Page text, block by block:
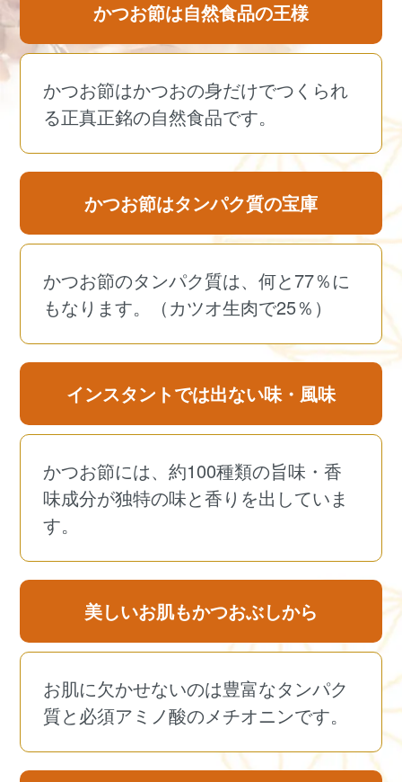
かつお節は自然食品の王様
かつお節はかつおの身だけでつくられ
る正真正銘の自然食品です。
かつお節はタンパク質の宝庫
かつお節のタンパク質は、何と77％に
もなります。（カツオ生肉で25％）
インスタントでは出ない味・風味
かつお節には、約100種類の旨味・香
味成分が独特の味と香りを出していま
す。
美しいお肌もかつおぶしから
お肌に欠かせないのは豊富なタンパク
質と必須アミノ酸のメチオニンです。